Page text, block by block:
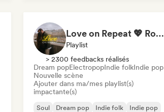
Love on Repeat 💖 Romantic Indie Pop, Neo Soul & Singer-Songwriter
Playlist
> 2300 feedbacks réalisés
Dream popElectropopIndie folkIndie pop
Nouvelle scène
Ajouter dans ma/mes playlist(s)
impactante(s)
Soul Dream pop Indie folk
Indie pop